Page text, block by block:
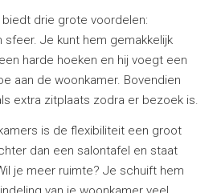
drie grote voordelen:
sfeer. Je kunt hem gemakkelijk
harde hoeken en hij voegt een
aan de woonkamer. Bovendien
extra zitplaats zodra er bezoek is.
is de flexibiliteit een groot
dan een salontafel en staat
je meer ruimte? Je schuift hem